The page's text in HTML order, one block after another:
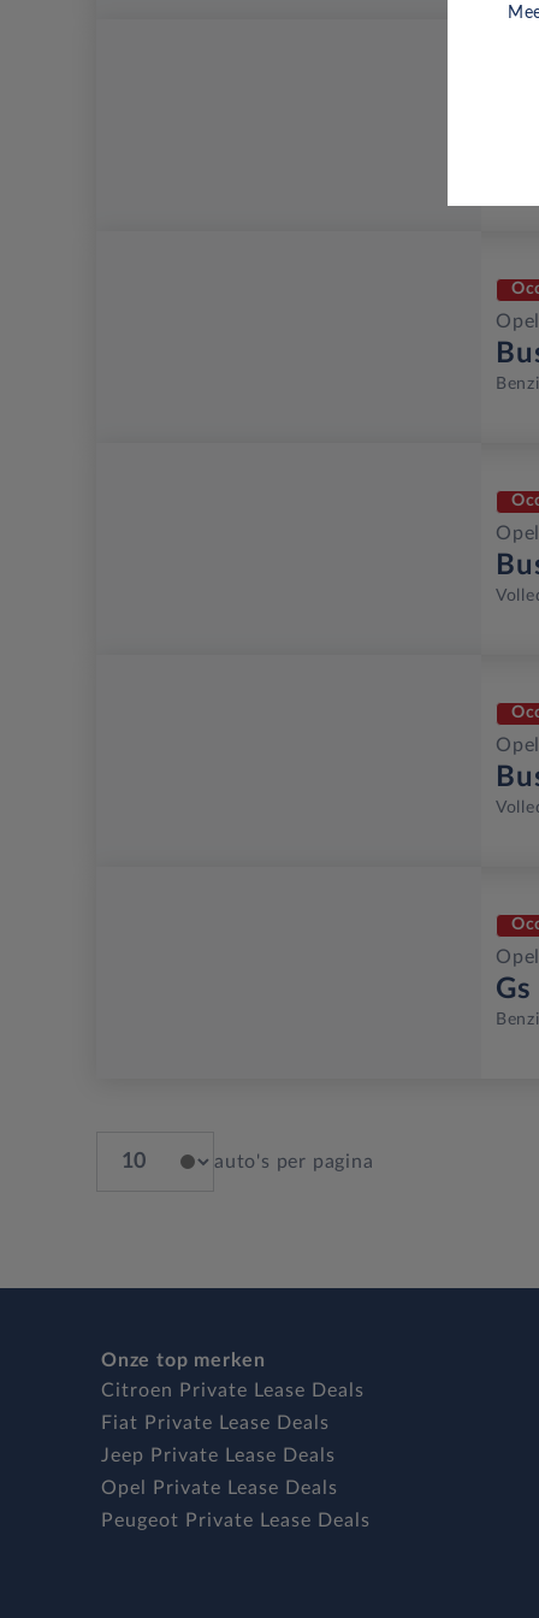
auto's per pagina
Onze top merken
Citroen Private Lease Deals
Fiat Private Lease Deals
Jeep Private Lease Deals
Opel Private Lease Deals
Peugeot Private Lease Deals